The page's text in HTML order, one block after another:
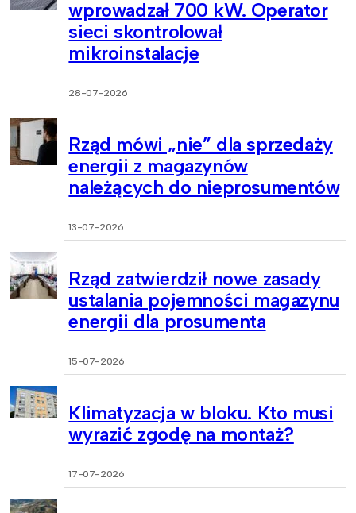
wprowadzał 700 kW. Operator
sieci skontrolował
mikroinstalacje
28-07-2026
Rząd mówi „nie” dla sprzedaży
energii z magazynów
należących do nieprosumentów
13-07-2026
Rząd zatwierdził nowe zasady
ustalania pojemności magazynu
energii dla prosumenta
15-07-2026
Klimatyzacja w bloku. Kto musi
wyrazić zgodę na montaż?
17-07-2026